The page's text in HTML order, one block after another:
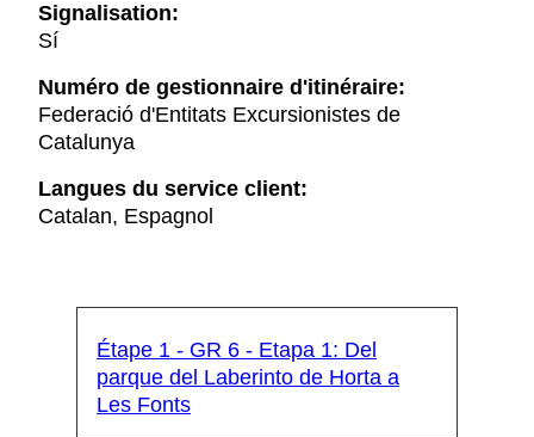
Signalisation:
Sí
Numéro de gestionnaire d'itinéraire:
Federació d'Entitats Excursionistes de
Catalunya
Langues du service client:
Catalan, Espagnol
Étape 1 - GR 6 - Etapa 1: Del
parque del Laberinto de Horta a
Les Fonts